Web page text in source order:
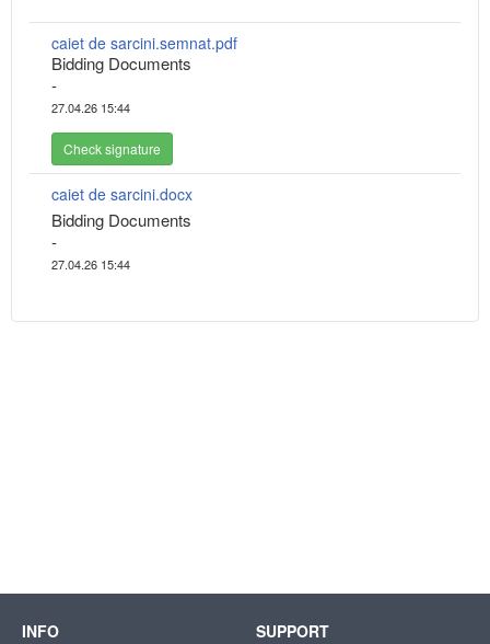
caiet de sarcini.semnat.pdf
Bidding Documents
-
27.04.26 15:44
Check signature
caiet de sarcini.docx
Bidding Documents
-
27.04.26 15:44
INFO SUPPORT